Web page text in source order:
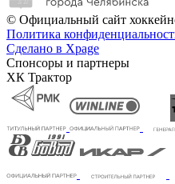
© Официальный сайт
Политика
Сделано в Xpage
Спонсоры и партнеры
ХК Трактор